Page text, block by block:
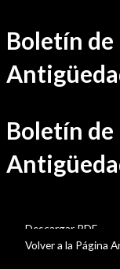
Ir
al
contenido
Boletín
Boletín
Descargar PDF
Volver a la Página